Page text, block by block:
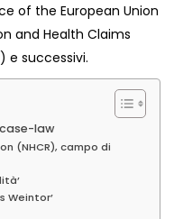
of the European Union
and Health Claims
e successivi.
law
(NHCR), campo di
Weintor’